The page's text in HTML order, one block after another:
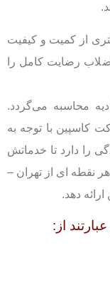
از کمیت و کیفیت
رضایت کامل را
محاسبه می‌گردد.
کاسپین با توجه به
را دارد تا خدماتش
نقطه ای از تهران –
دهد.
از: